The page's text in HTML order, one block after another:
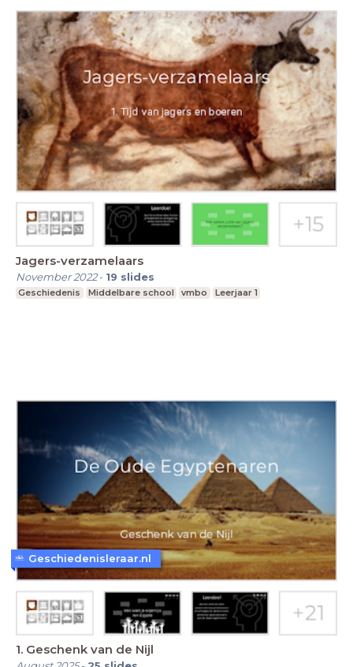
Jagers-verzamelaars
November 2022- 19 slides
Geschiedenis Middelbare school vmbo Leerjaar 1
1. Geschenk van de Nijl
Geschiedenisleraar.nl